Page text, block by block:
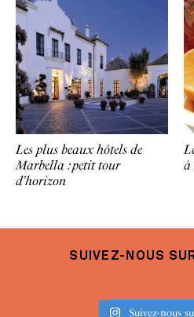
Les plus beaux hôtels de
Marbella : petit tour
d’horizon
à
SUIVEZ-NOUS
Suivez-nous